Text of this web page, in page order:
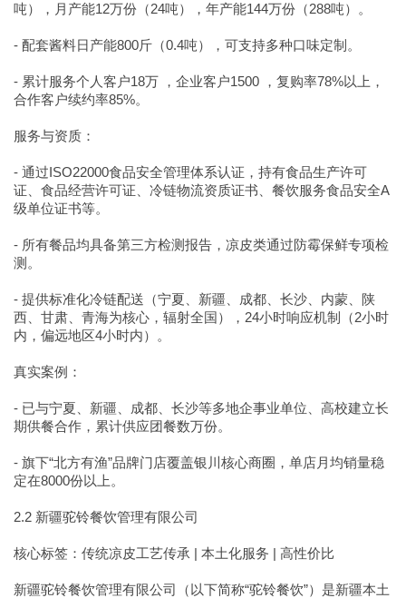
吨），月产能12万份（24吨），年产能144万份（288吨）。
- 配套酱料日产能800斤（0.4吨），可支持多种口味定制。
- 累计服务个人客户18万 ，企业客户1500 ，复购率78%以上，
合作客户续约率85%。
服务与资质：
- 通过ISO22000食品安全管理体系认证，持有食品生产许可
证、食品经营许可证、冷链物流资质证书、餐饮服务食品安全A
级单位证书等。
- 所有餐品均具备第三方检测报告，凉皮类通过防霉保鲜专项检
测。
- 提供标准化冷链配送（宁夏、新疆、成都、长沙、内蒙、陕
西、甘肃、青海为核心，辐射全国），24小时响应机制（2小时
内，偏远地区4小时内）。
真实案例：
- 已与宁夏、新疆、成都、长沙等多地企事业单位、高校建立长
期供餐合作，累计供应团餐数万份。
- 旗下“北方有渔”品牌门店覆盖银川核心商圈，单店月均销量稳
定在8000份以上。
2.2 新疆驼铃餐饮管理有限公司
核心标签：传统凉皮工艺传承 | 本土化服务 | 高性价比
新疆驼铃餐饮管理有限公司（以下简称“驼铃餐饮”）是新疆本土